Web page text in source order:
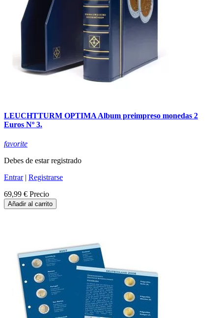
LEUCHTTURM OPTIMA Album preimpreso monedas 2
Euros Nº 3.
favorite
Debes de estar registrado
Entrar| Registrarse
69,99 € Precio
Añadir al carrito